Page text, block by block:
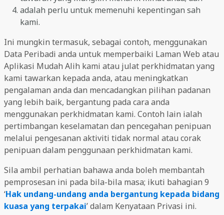
adalah perlu untuk memenuhi kepentingan sah
kami.
Ini mungkin termasuk, sebagai contoh, menggunakan
Data Peribadi anda untuk memperbaiki Laman Web atau
Aplikasi Mudah Alih kami atau julat perkhidmatan yang
kami tawarkan kepada anda, atau meningkatkan
pengalaman anda dan mencadangkan pilihan padanan
yang lebih baik, bergantung pada cara anda
menggunakan perkhidmatan kami. Contoh lain ialah
pertimbangan keselamatan dan pencegahan penipuan
melalui pengesanan aktiviti tidak normal atau corak
penipuan dalam penggunaan perkhidmatan kami.
Sila ambil perhatian bahawa anda boleh membantah
pemprosesan ini pada bila-bila masa; ikuti bahagian 9
‘Hak undang-undang anda bergantung kepada bidang
kuasa yang terpakai’ dalam Kenyataan Privasi ini.